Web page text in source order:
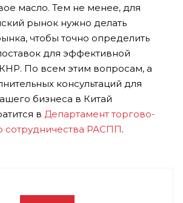
масло. Тем не менее, для
рынок нужно делать
чтобы точно определить
для эффективной
По всем этим вопросам, а
консультаций для
бизнеса в Китай
в Департамент торгово-
сотрудничества РАСПП.